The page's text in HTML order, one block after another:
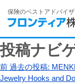
保険のベストアドバイ
投稿ナビ
前 過去の投稿:
Jewelry Hooks and